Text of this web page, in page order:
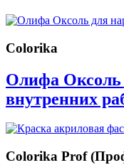
Colorika
Олифа
внутренних
Colorika Prof